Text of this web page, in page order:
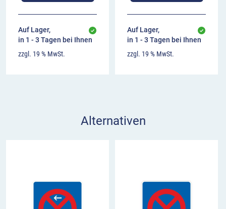
Auf Lager,
in 1 - 3 Tagen bei Ihnen
zzgl. 19 % MwSt.
Auf Lager,
in 1 - 3 Tagen bei Ihnen
zzgl. 19 % MwSt.
Alternativen